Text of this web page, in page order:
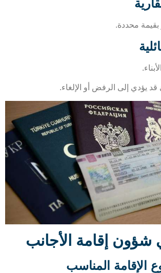
محددة.
إلى الرفض أو الإلغاء.
إقامة الأجانب
المناسب